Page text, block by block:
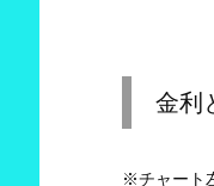
金利
※チャート